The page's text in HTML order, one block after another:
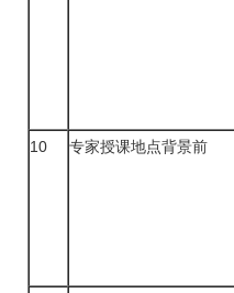
10 专家授课地点背景前